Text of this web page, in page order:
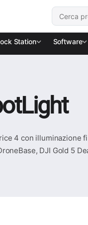
Cerca:
Station Software
4 con
DJI Gold 5